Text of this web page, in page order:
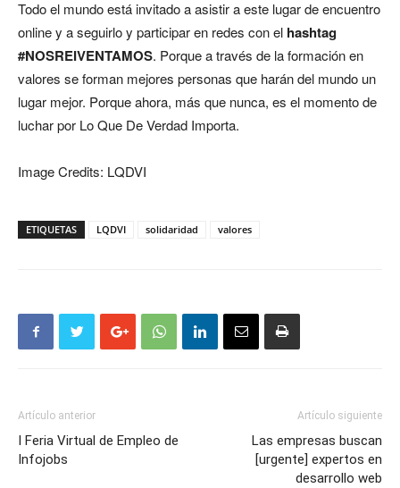
Todo el mundo está invitado a asistir a este lugar de encuentro
online y a seguirlo y participar en redes con el hashtag
#NOSREIVENTAMOS. Porque a través de la formación en
valores se forman mejores personas que harán del mundo un
lugar mejor. Porque ahora, más que nunca, es el momento de
luchar por Lo Que De Verdad Importa.
Image Credits: LQDVI
ETIQUETAS LQDVI solidaridad valores
Artículo anterior
I Feria Virtual de Empleo de
Infojobs
Artículo siguiente
Las empresas buscan
[urgente] expertos en
desarrollo web